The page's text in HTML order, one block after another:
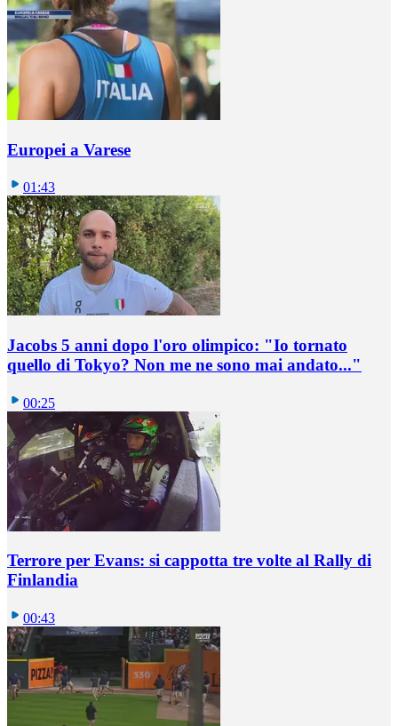
Europei a Varese
01:43
Jacobs 5 anni dopo l'oro olimpico: "Io tornato
quello di Tokyo? Non me ne sono mai andato..."
00:25
Terrore per Evans: si cappotta tre volte al Rally di
Finlandia
00:43